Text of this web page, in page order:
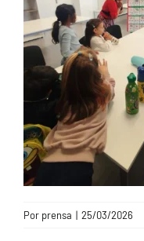
CONTACTO
Por prensa | 25/03/2026